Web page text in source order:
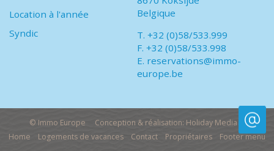
Location à l'année
Syndic
Belgique
T. +32 (0)58/533.999
F. +32 (0)58/533.998
E. reservations@immo-
europe.be
© Immo Europe
Conception & réalisation: Holiday Media
Home
Logements de vacances Contact Propriétaires Footer menu